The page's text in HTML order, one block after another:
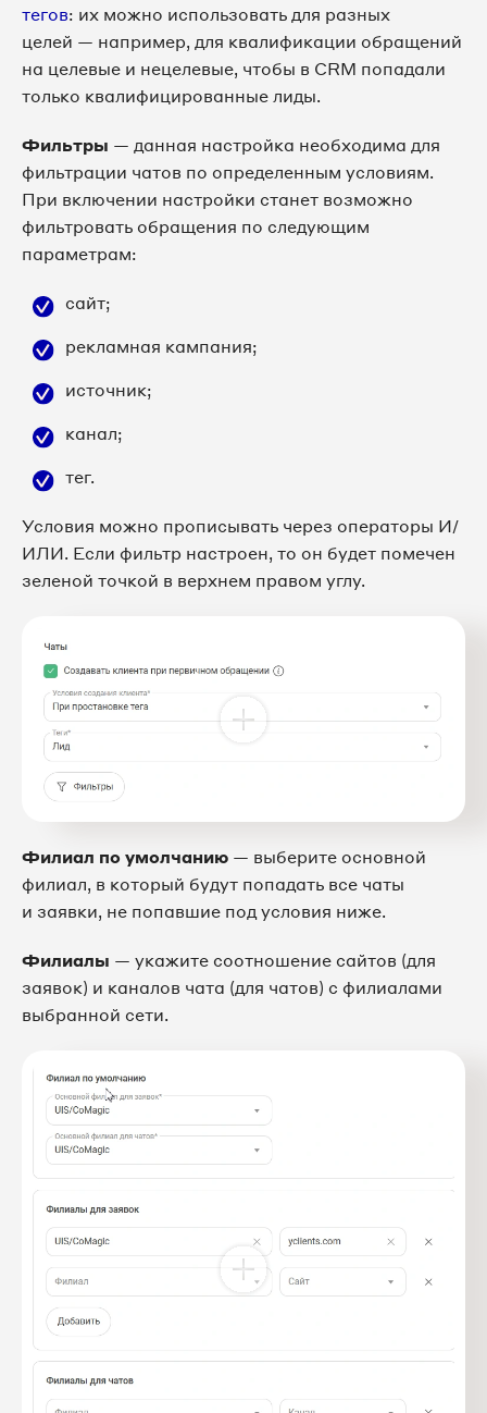
тегов: их можно использовать для разных
целей — например, для квалификации обращений
на целевые и нецелевые, чтобы в CRM попадали
только квалифицированные лиды.
Фильтры — данная настройка необходима для
фильтрации чатов по определенным условиям.
При включении настройки станет возможно
фильтровать обращения по следующим
параметрам:
сайт;
рекламная кампания;
источник;
канал;
тег.
Условия можно прописывать через операторы И/
ИЛИ. Если фильтр настроен, то он будет помечен
зеленой точкой в верхнем правом углу.
Филиал по умолчанию — выберите основной
филиал, в который будут попадать все чаты
и заявки, не попавшие под условия ниже.
Филиалы — укажите соотношение сайтов (для
заявок) и каналов чата (для чатов) с филиалами
выбранной сети.